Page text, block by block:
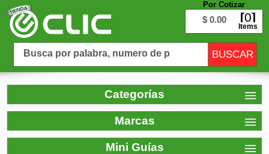
Por Cotizar
$ 0.00 0
Items
Categorías
Marcas
Mini Guías